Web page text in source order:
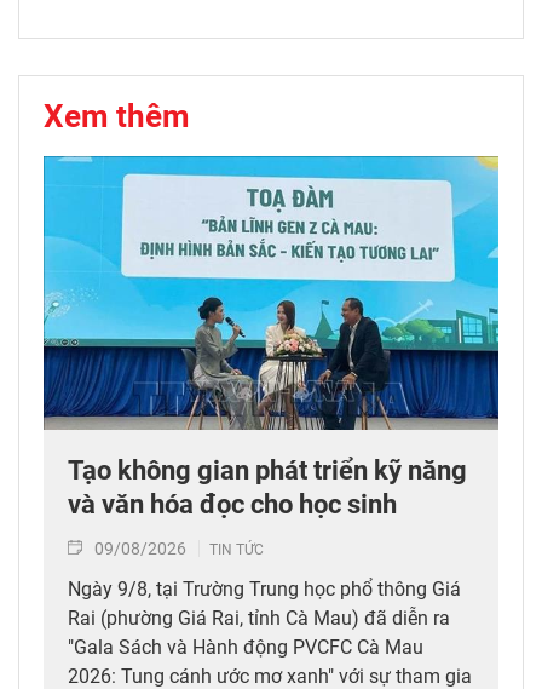
Xem thêm
Tạo không gian phát triển kỹ năng
và văn hóa đọc cho học sinh
09/08/2026 TIN TỨC
Ngày 9/8, tại Trường Trung học phổ thông Giá
Rai (phường Giá Rai, tỉnh Cà Mau) đã diễn ra
"Gala Sách và Hành động PVCFC Cà Mau
2026: Tung cánh ước mơ xanh" với sự tham gia